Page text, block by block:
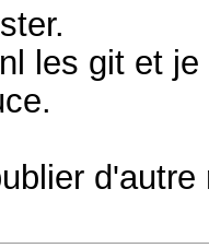
les git et